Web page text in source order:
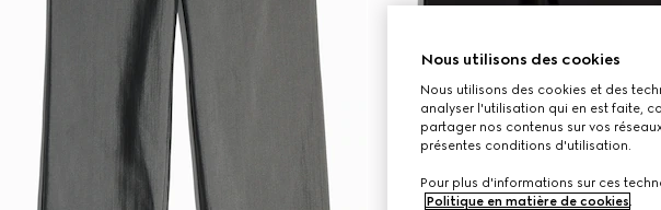
Nous utilisons des cookies
Nous utilisons des cookies et des
analyser l'utilisation qui en est faite,
partager nos contenus sur vos
présentes conditions d'utilisation.
Pour plus d'informations sur ces
Politique en matière de cookies.